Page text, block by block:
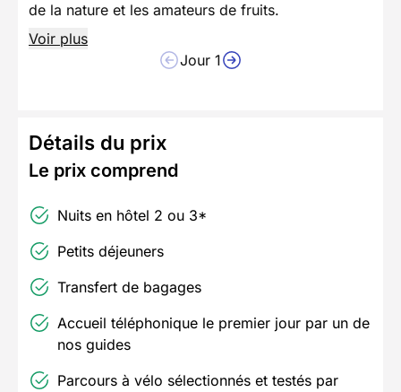
de la nature et les amateurs de fruits.
Voir plus
Jour 1
Détails du prix
Le prix comprend
Nuits en hôtel 2 ou 3*
Petits déjeuners
Transfert de bagages
Accueil téléphonique le premier jour par un de
nos guides
Parcours à vélo sélectionnés et testés par